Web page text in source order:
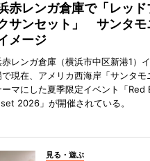
赤レンガ倉庫で「レッド
サンセット」 サンタモ
メージ
レンガ倉庫（横浜市中区新港1）
で現在、アメリカ西海岸「サンタモ
ーマにした夏季限定イベント「Red
2026」が開催されている。
見る・遊ぶ